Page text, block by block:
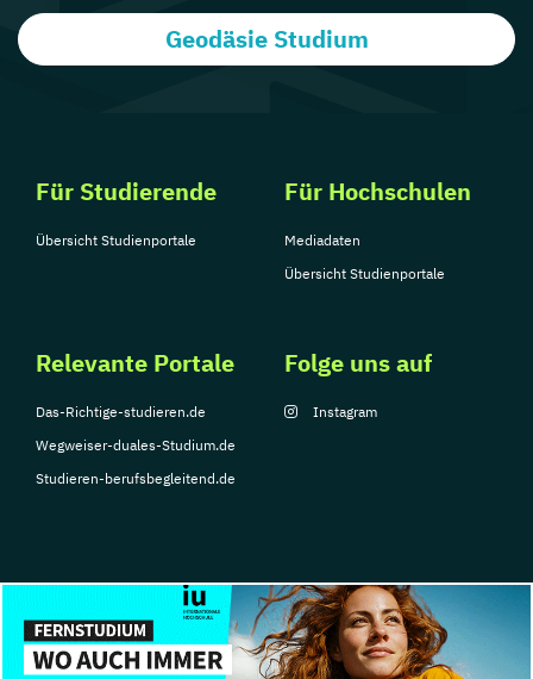
Geodäsie Studium
Für Studierende
Übersicht Studienportale
Für Hochschulen
Mediadaten
Übersicht Studienportale
Relevante Portale
Das-Richtige-studieren.de
Wegweiser-duales-Studium.de
Studieren-berufsbegleitend.de
Folge uns auf
Instagram
© Copyright 2026, TarGroup Media GmbH
Impressum
Über Datenschutzerklärung Nutzungsbedingungen